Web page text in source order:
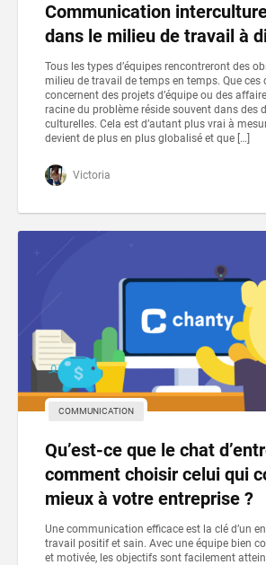
Communication
dans le milieu de travail à
Tous les types d’équipes rencontreront des
milieu de travail de temps en temps. Que ces
concernent des projets d’équipe ou des
racine du problème réside souvent dans des
culturelles. Cela est d’autant plus vrai à
devient de plus en plus globalisé et que […]
Victoria
COMMUNICATION
Qu’est-ce que le chat
comment choisir celui qui
mieux à votre entreprise ?
Une communication efficace est la clé d’un
travail positif et sain. Avec une équipe bien
et motivée, les objectifs sont facilement